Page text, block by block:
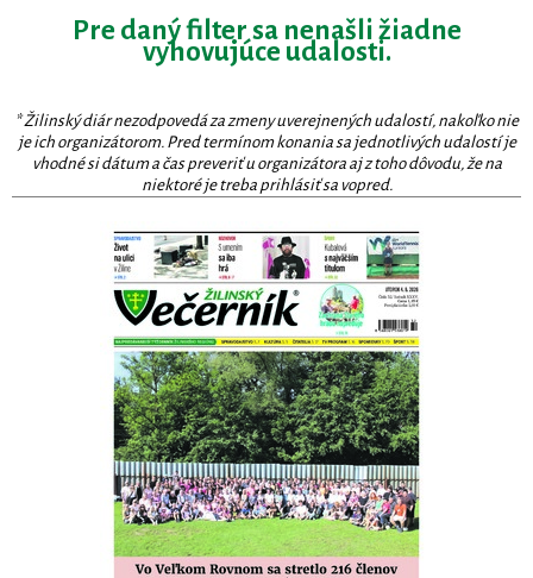
Pre daný filter sa nenašli žiadne
vyhovujúce udalosti.
* Žilinský diár nezodpovedá za zmeny uverejnených udalostí, nakoľko nie
je ich organizátorom. Pred termínom konania sa jednotlivých udalostí je
vhodné si dátum a čas preveriť u organizátora aj z toho dôvodu, že na
niektoré je treba prihlásiť sa vopred.